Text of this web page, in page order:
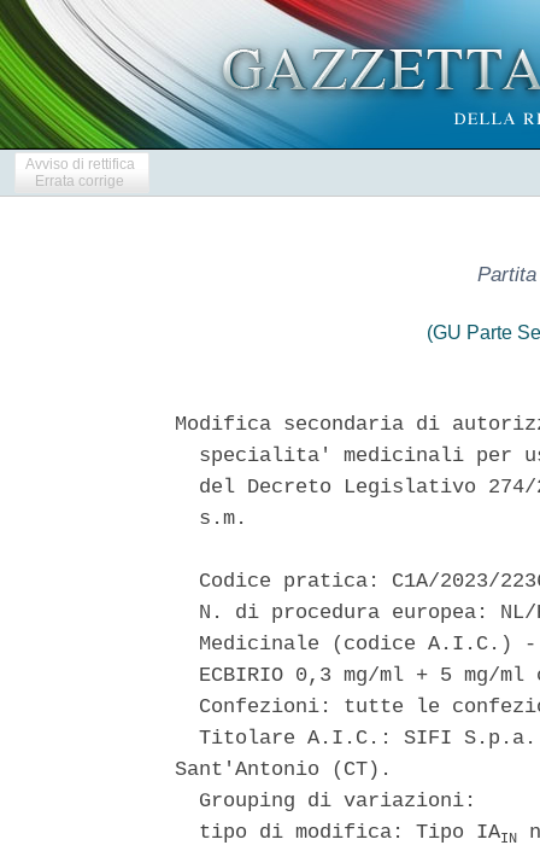
Avviso di rettifica
Errata corrige
Partita
(GU Parte
Modifica secondaria di
specialita' medicinali per
del Decreto Legislativo
  s.m.
Codice pratica: C1A/2023/
N. di procedura europea:
Medicinale (codice A.I.C.)
ECBIRIO 0,3 mg/ml + 5 mg/
Confezioni: tutte le
Titolare A.I.C.: SIFI
Sant'Antonio (CT).
  Grouping di variazioni:
  tipo di modifica: Tipo IA
IN